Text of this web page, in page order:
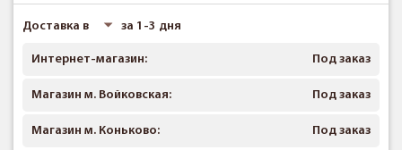
Доставка в за 1-3 дня
Интернет-магазин: Под заказ
Магазин м. Войковская: Под заказ
Магазин м. Коньково: Под заказ